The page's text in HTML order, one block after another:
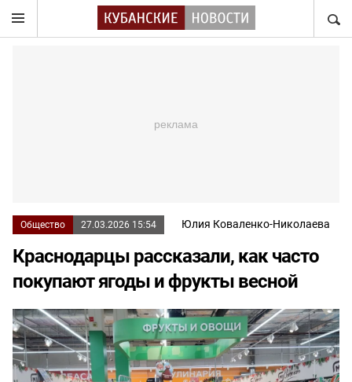
Общество 27.03.2026 15:54 Юлия Коваленко-Николаева
Краснодарцы рассказали, как часто
покупают ягоды и фрукты весной